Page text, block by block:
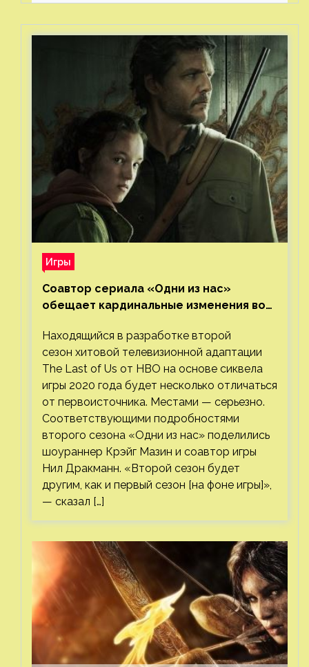
Игры
Соавтор сериала «Одни из нас»
обещает кардинальные изменения во
Находящийся в разработке второй
сезон хитовой телевизионной адаптации
The Last of Us от HBO на основе сиквела
игры 2020 года будет несколько отличаться
от первоисточника. Местами — серьезно.
Соответствующими подробностями
второго сезона «Одни из нас» поделились
шоураннер Крэйг Мазин и соавтор игры
Нил Дракманн. «Второй сезон будет
другим, как и первый сезон [на фоне игры]»,
— сказал […]